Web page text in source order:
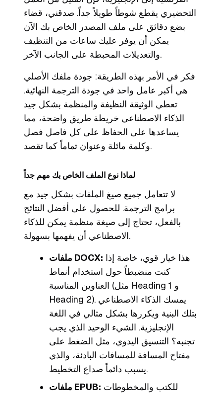
التحضيري يقطع شوطاً طويلاً جداً. صدقني، قضاء
بضع دقائق على ملف المصدر الخاص بك الآن
يمكن أن يوفر عليك ساعات من التنظيف
والتعديلات المحبطة على الجانب الآخر.
فكر في الأمر بهذه الطريقة: جودة ملفك الأصلي
هي أكبر عامل واحد في جودة الترجمة النهائية.
تعطي الوثيقة النظيفة والمنظمة بشكل جيد
الذكاء الاصطناعي خريطة طريق واضحة، مما
يساعدها على الحفاظ على كل فاصل فصل
وكلمة مائلة وعنوان تماماً كما تقصد.
لماذا نوع الملف الخاص بك مهم جداً
لا تتعامل جميع صيغ الملفات بشكل جيد مع
برامج الترجمة. للحصول على أفضل النتائج
بالفعل، تحتاج إلى صيغة منظمة يمكن للذكاء
الاصطناعي أن يفهمها بسهولة.
ملفات DOCX:
كنت منضبطاً حول استخدام أنماط
العناوين المناسبة (مثل Heading 1 و
Heading 2). يمسك الذكاء الاصطناعي
بتلك البنية ويكررها بشكل مثالي في اللغة
الإنجليزية. الشيء الوحيد الذي يجب
تجنبه؟ التنسيق اليدوي، مثل الضغط على
مفتاح المسافة للمسافات البادئة، والذي
يسبب دائماً صداع التخطيط.
ملفات EPUB: